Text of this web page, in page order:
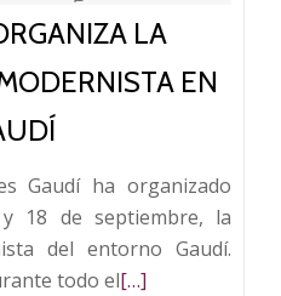
LA
EN
Gaudí ha organizado
18 de septiembre, la
del entorno Gaudí.
todo elLeer
[…]